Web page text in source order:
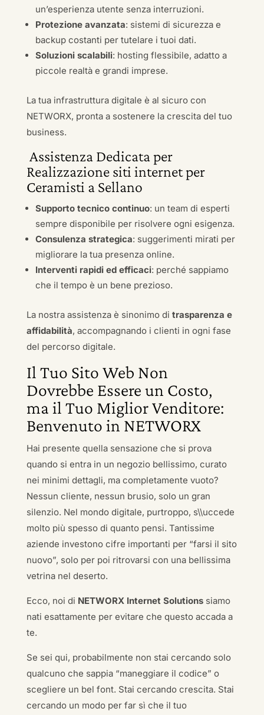
un’esperienza utente senza interruzioni.
Protezione avanzata: sistemi di sicurezza e
backup costanti per tutelare i tuoi dati.
Soluzioni scalabili: hosting flessibile, adatto a
piccole realtà e grandi imprese.
La tua infrastruttura digitale è al sicuro con
NETWORX, pronta a sostenere la crescita del tuo
business.
Assistenza Dedicata per
Realizzazione siti internet per
Ceramisti a Sellano
Supporto tecnico continuo: un team di esperti
sempre disponibile per risolvere ogni esigenza.
Consulenza strategica: suggerimenti mirati per
migliorare la tua presenza online.
Interventi rapidi ed efficaci: perché sappiamo
che il tempo è un bene prezioso.
La nostra assistenza è sinonimo di trasparenza e
affidabilità, accompagnando i clienti in ogni fase
del percorso digitale.
Il Tuo Sito Web Non
Dovrebbe Essere un Costo,
ma il Tuo Miglior Venditore:
Benvenuto in NETWORX
Hai presente quella sensazione che si prova
quando si entra in un negozio bellissimo, curato
nei minimi dettagli, ma completamente vuoto?
Nessun cliente, nessun brusio, solo un gran
silenzio. Nel mondo digitale, purtroppo, s\\uccede
molto più spesso di quanto pensi. Tantissime
aziende investono cifre importanti per “farsi il sito
nuovo”, solo per poi ritrovarsi con una bellissima
vetrina nel deserto.
Ecco, noi di NETWORX Internet Solutionssiamo
nati esattamente per evitare che questo accada a
te.
Se sei qui, probabilmente non stai cercando solo
qualcuno che sappia “maneggiare il codice” o
scegliere un bel font. Stai cercando crescita. Stai
cercando un modo per far sì che il tuo